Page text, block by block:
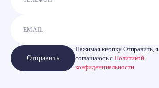
Отправить
Нажимая кнопку Отправить, я
соглашаюсь сПолитикой
конфиденциальности